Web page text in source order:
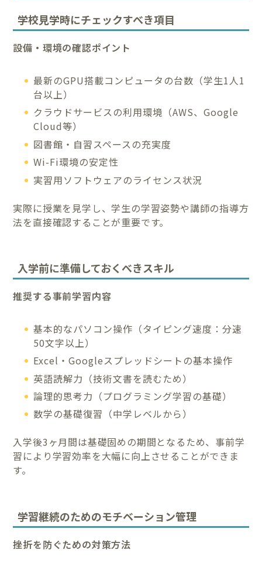
学校見学時にチェックすべき項目
設備・環境の確認ポイント
最新のGPU搭載コンピュータの台数（学生1人1
台以上）
クラウドサービスの利用環境（AWS、Google
Cloud等）
図書館・自習スペースの充実度
Wi-Fi環境の安定性
実習用ソフトウェアのライセンス状況
実際に授業を見学し、学生の学習姿勢や講師の指導方
法を直接確認することが重要です。
入学前に準備しておくべきスキル
推奨する事前学習内容
基本的なパソコン操作（タイピング速度：分速
50文字以上）
Excel・Googleスプレッドシートの基本操作
英語読解力（技術文書を読むため）
論理的思考力（プログラミング学習の基礎）
数学の基礎復習（中学レベルから）
入学後3ヶ月間は基礎固めの期間となるため、事前学
習により学習効率を大幅に向上させることができま
す。
学習継続のためのモチベーション管理
挫折を防ぐための対策方法